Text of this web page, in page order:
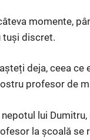
momente,
tuși discret.
deja, ceea ce
profesor de
lui
la școală se